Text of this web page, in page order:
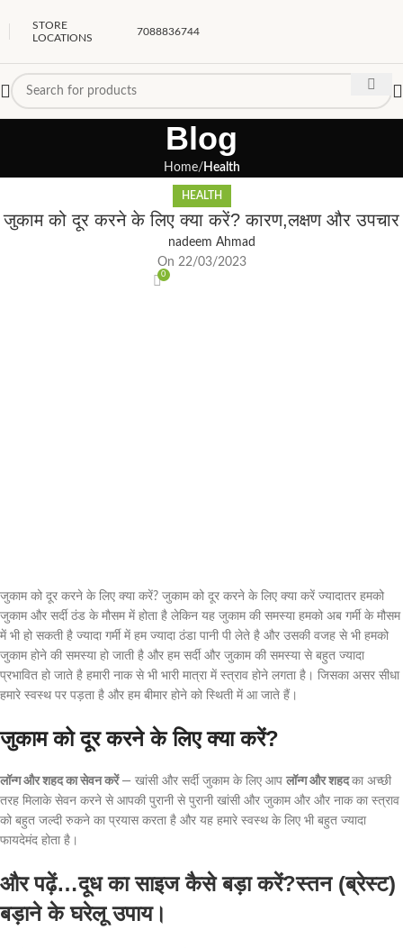
STORE
LOCATIONS
7088836744
Blog
Home Health
HEALTH
जुकाम को दूर करने के लिए क्या करें? कारण,लक्षण और उपचार
nadeem Ahmad
On 22/03/2023
0
जुकाम को दूर करने के लिए क्या करें? जुकाम को दूर करने के लिए क्या करें ज्यादातर हमको
जुकाम और सर्दी ठंड के मौसम में होता है लेकिन यह जुकाम की समस्या हमको अब गर्मी के मौसम
में भी हो सकती है ज्यादा गर्मी में हम ज्यादा ठंडा पानी पी लेते है और उसकी वजह से भी हमको
जुकाम होने की समस्या हो जाती है और हम सर्दी और जुकाम की समस्या से बहुत ज्यादा
प्रभावित हो जाते है हमारी नाक से भी भारी मात्रा में स्त्राव होने लगता है। जिसका असर सीधा
हमारे स्वस्थ पर पड़ता है और हम बीमार होने को स्थिती में आ जाते हैं।
जुकाम को दूर करने के लिए क्या करें?
लॉन्ग और शहद का सेवन करें — खांसी और सर्दी जुकाम के लिए आप लॉन्ग और शहदका अच्छी
तरह मिलाके सेवन करने से आपकी पुरानी से पुरानी खांसी और जुकाम और और नाक का स्त्राव
को बहुत जल्दी रुकने का प्रयास करता है और यह हमारे स्वस्थ के लिए भी बहुत ज्यादा
फायदेमंद होता है।
और पढ़ें…दूध का साइज कैसे बड़ा करें?स्तन (ब्रेस्ट)
बड़ाने के घरेलू उपाय।